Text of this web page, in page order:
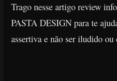
Trago nesse artigo review
PASTA DESIGN para te
assertiva e não ser iludido ou